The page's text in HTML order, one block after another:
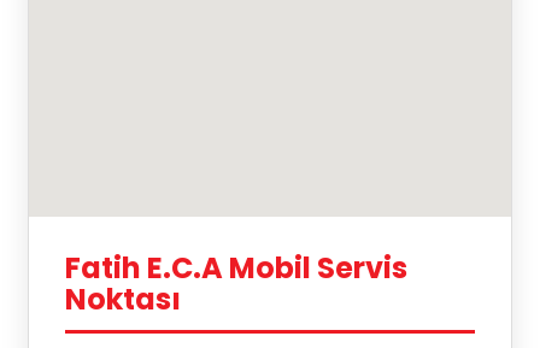
Fatih E.C.A Mobil Servis
Noktası